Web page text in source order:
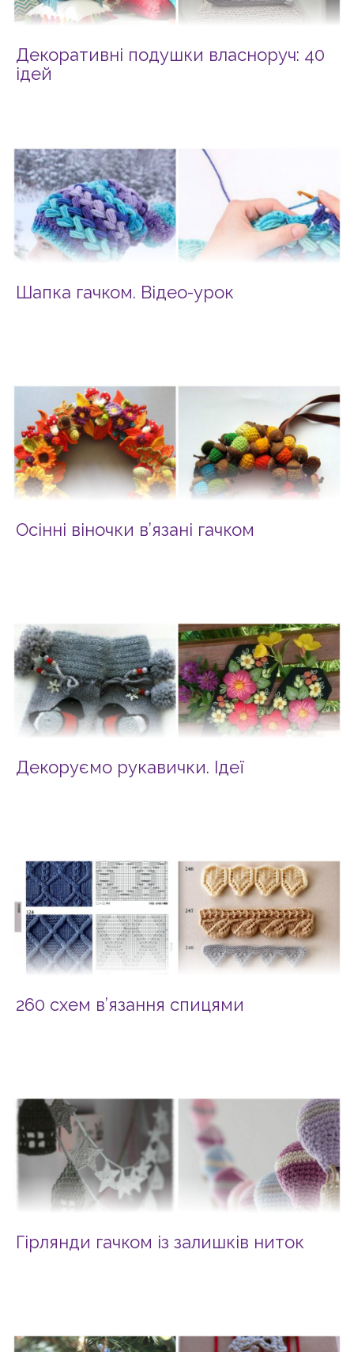
Декоративні подушки власноруч: 40
ідей
Шапка гачком. Відео-урок
Осінні віночки в’язані гачком
Декоруємо рукавички. Ідеї
260 схем в’язання спицями
Гірлянди гачком із залишків ниток